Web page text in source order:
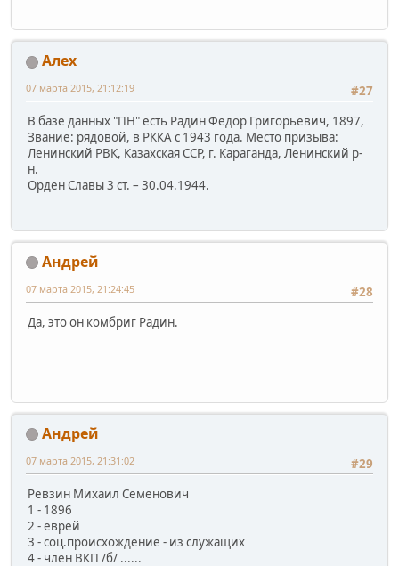
Алех
#27
07 марта 2015, 21:12:19
В базе данных "ПН" есть Радин Федор Григорьевич, 1897,
Звание: рядовой, в РККА с 1943 года. Место призыва:
Ленинский РВК, Казахская ССР, г. Караганда, Ленинский р-
н.
Орден Славы 3 ст. – 30.04.1944.
Андрей
#28
07 марта 2015, 21:24:45
Да, это он комбриг Радин.
Андрей
#29
07 марта 2015, 21:31:02
Ревзин Михаил Семенович
1 - 1896
2 - еврей
3 - соц.происхождение - из служащих
4 - член ВКП /б/ ......